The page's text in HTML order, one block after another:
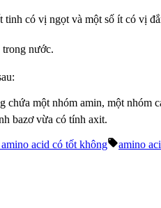
tinh có vị ngọt và một số ít có vị
trong nước.
chứa một nhóm amin, một
bazơ vừa có tính axit.
acid có tốt không Tags:
amino